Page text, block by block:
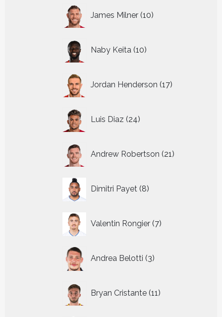
James Milner 10
producten
Naby Keita 10
producten
Jordan Henderson 17
producten
Luis Diaz 24
producten
Andrew Robertson 21
producten
Dimitri Payet 8
producten
Valentin Rongier 7
producten
Andrea Belotti 3
producten
Bryan Cristante 11
producten